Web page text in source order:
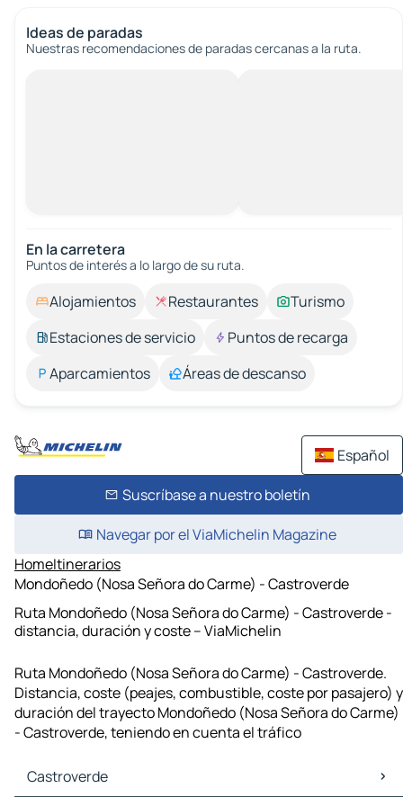
Ideas de paradas
Nuestras recomendaciones de paradas cercanas a la ruta.
En la carretera
Puntos de interés a lo largo de su ruta.
Alojamientos Restaurantes
Turismo
Estaciones de servicio
Puntos de recarga
Aparcamientos
Áreas de descanso
Español
Suscríbase a nuestro boletín
Navegar por el ViaMichelin Magazine
HomeItinerarios
Mondoñedo (Nosa Señora do Carme) - Castroverde
Ruta Mondoñedo (Nosa Señora do Carme) - Castroverde -
distancia, duración y coste – ViaMichelin
Ruta Mondoñedo (Nosa Señora do Carme) - Castroverde.
Distancia, coste (peajes, combustible, coste por pasajero) y
duración del trayecto Mondoñedo (Nosa Señora do Carme)
- Castroverde, teniendo en cuenta el tráfico
Castroverde